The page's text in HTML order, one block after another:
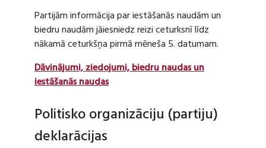
Partijām informācija par iestāšanās naudām un
biedru naudām jāiesniedz reizi ceturksnī līdz
nākamā ceturkšņa pirmā mēneša 5. datumam.
Dāvinājumi, ziedojumi, biedru naudas un
iestāšanās naudas
Politisko organizāciju (partiju)
deklarācijas